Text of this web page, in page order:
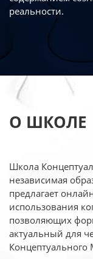
реальности.
О ШКОЛЕ
Школа
независимая
предлагает
использования
позволяющих
актуальный для